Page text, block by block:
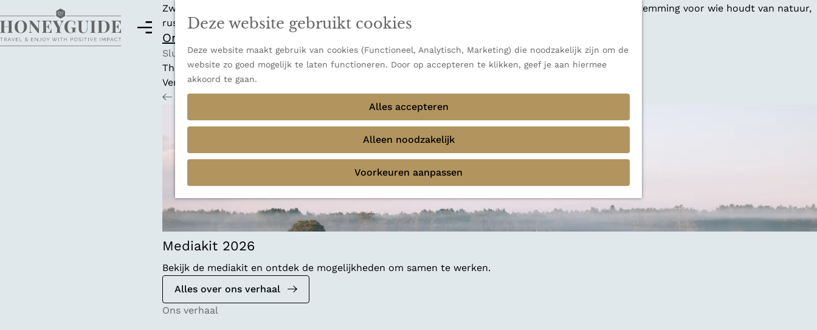
Deze website gebruikt cookies
Deze website maakt gebruik van cookies (Functioneel, Analytisch, Marketing) die noodzakelijk zijn om de
website zo goed mogelijk te laten functioneren. Door op accepteren te klikken, geef je aan hiermee
akkoord te gaan.
Alles accepteren
Alleen noodzakelijk
Voorkeuren aanpassen
M
Zwitserland is misschien vooral bekend om zijn indrukwekkende Alpen, maar ook een veelzijdige bestemming voor wie houdt van natuur,
rust en adembenemende uitzichten.
Ontdek alle bestemmingen
Sluiten
Thema's
Verborgen parels
Terug Ons verhaal
Mediakit 2026
Bekijk de mediakit en ontdek de mogelijkheden om samen te werken.
Alles over ons verhaal
Ons verhaal